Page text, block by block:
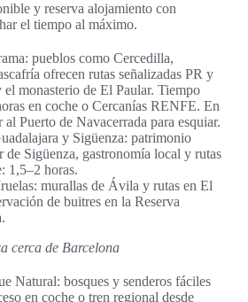
y reserva alojamiento con
el tiempo al máximo.
pueblos como Cercedilla,
ofrecen rutas señalizadas PR y
monasterio de El Paular. Tiempo
en coche o Cercanías RENFE. En
Puerto de Navacerrada para esquiar.
y Sigüenza: patrimonio
de Sigüenza, gastronomía local y rutas
1,5–2 horas.
murallas de Ávila y rutas en El
de buitres en la Reserva
cerca de Barcelona
Natural: bosques y senderos fáciles
en coche o tren regional desde